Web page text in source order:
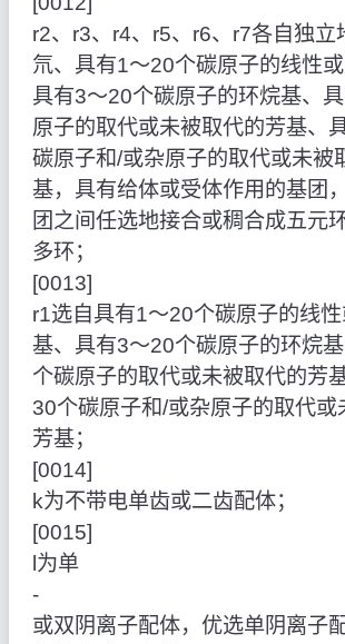
r2、r3、r4、r5、r6、r7各自独立
氘、具有1～20个碳原子的线性或
具有3～20个碳原子的环烷基、
原子的取代或未被取代的芳基、
碳原子和/或杂原子的取代或未被
基，具有给体或受体作用的基团
团之间任选地接合或稠合成五元
多环；
[0013]
r1选自具有1～20个碳原子的线
基、具有3～20个碳原子的环烷
个碳原子的取代或未被取代的芳
30个碳原子和/或杂原子的取代或
芳基；
[0014]
k为不带电单齿或二齿配体；
[0015]
l为单
‑
或双阴离子配体，优选单阴离子